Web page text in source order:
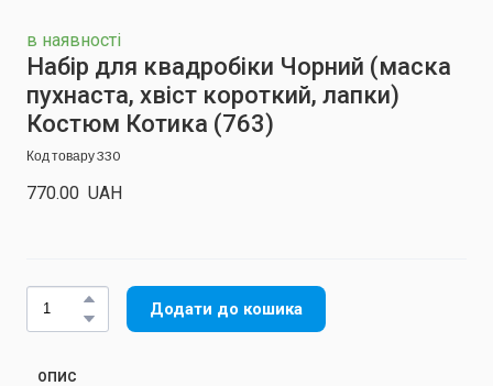
в наявності
Набір для квадробіки Чорний (маска
пухнаста, хвіст короткий, лапки)
Костюм Котика (763)
Код товару 330
770.00  UAH
Додати до кошика
ОПИС